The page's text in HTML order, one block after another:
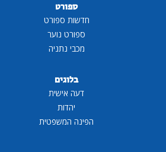
ספורט
חדשות ספורט
ספורט נוער
מכבי נתניה
בלוגים
דעה אישית
יהדות
הפינה המשפטית